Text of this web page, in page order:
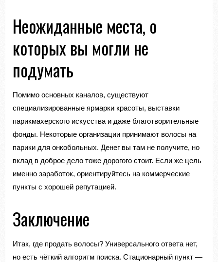
Неожиданные места, о
которых вы могли не
подумать
Помимо основных каналов, существуют
специализированные ярмарки красоты, выставки
парикмахерского искусства и даже благотворительные
фонды. Некоторые организации принимают волосы на
парики для онкобольных. Денег вы там не получите, но
вклад в доброе дело тоже дорогого стоит. Если же цель
именно заработок, ориентируйтесь на коммерческие
пункты с хорошей репутацией.
Заключение
Итак, где продать волосы? Универсального ответа нет,
но есть чёткий алгоритм поиска. Стационарный пункт —